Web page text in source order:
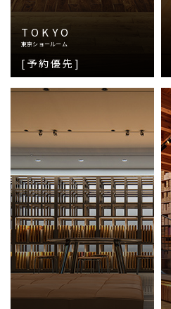
TOKYO
東京ショールーム
[予約優先]